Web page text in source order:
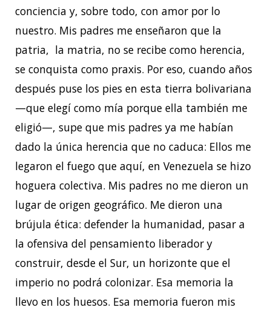
conciencia y, sobre todo, con amor por lo
nuestro. Mis padres me enseñaron que la
patria, la matria, no se recibe como herencia,
se conquista como praxis. Por eso, cuando años
después puse los pies en esta tierra bolivariana
—que elegí como mía porque ella también me
eligió—, supe que mis padres ya me habían
dado la única herencia que no caduca: Ellos me
legaron el fuego que aquí, en Venezuela se hizo
hoguera colectiva. Mis padres no me dieron un
lugar de origen geográfico. Me dieron una
brújula ética: defender la humanidad, pasar a
la ofensiva del pensamiento liberador y
construir, desde el Sur, un horizonte que el
imperio no podrá colonizar. Esa memoria la
llevo en los huesos. Esa memoria fueron mis